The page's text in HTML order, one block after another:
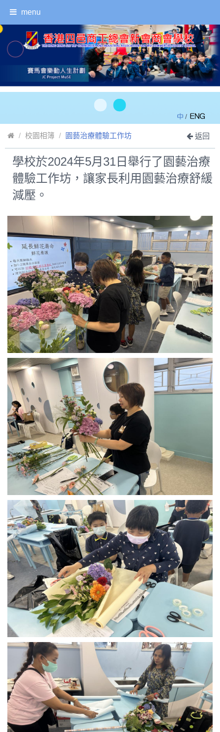
menu
/
校園相簿 園藝治療體驗工作坊 返回
學校於2024年5月31日舉行了園藝治療
體驗工作坊，讓家長利用園藝治療舒緩
減壓。